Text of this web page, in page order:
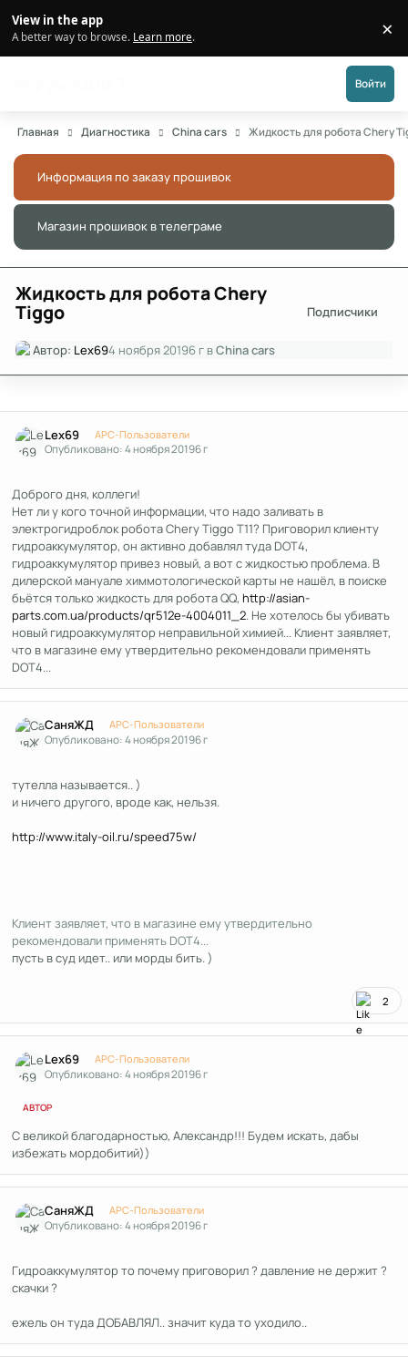
View in the app
A better way to browse. Learn more. ×
Войти
Главная Диагностика China cars Жидкость для робота Chery
Информация по заказу прошивок
Магазин прошивок в телеграме
Жидкость для робота Chery
Tiggo Подписчики
Автор: Lex694 ноября 20196 г вChina cars
Lex69 APC-Пользователи
Опубликовано:4 ноября 20196 г
Доброго дня, коллеги!
Нет ли у кого точной информации, что надо заливать в
электрогидроблок робота Chery Tiggo T11? Приговорил клиенту
гидроаккумулятор, он активно добавлял туда DOT4,
гидроаккумулятор привез новый, а вот с жидкостью проблема. В
дилерской мануале химмотологической карты не нашёл, в поиске
бьётся только жидкость для робота QQ, http://asian-
parts.com.ua/products/qr512e-4004011_2. Не хотелось бы убивать
новый гидроаккумулятор неправильной химией... Клиент заявляет,
что в магазине ему утвердительно рекомендовали применять
DOT4...
СаняЖД APC-Пользователи
Опубликовано:4 ноября 20196 г
тутелла называется.. )
и ничего другого, вроде как, нельзя.
http://www.italy-oil.ru/speed75w/
Клиент заявляет, что в магазине ему утвердительно
рекомендовали применять DOT4...
пусть в суд идет.. или морды бить. )
2
Lex69 APC-Пользователи
Опубликовано:4 ноября 20196 г
АВТОР
С великой благодарностью, Александр!!! Будем искать, дабы
избежать мордобитий))
СаняЖД APC-Пользователи
Опубликовано:4 ноября 20196 г
Гидроаккумулятор то почему приговорил ? давление не держит ?
скачки ?
ежель он туда ДОБАВЛЯЛ.. значит куда то уходило..